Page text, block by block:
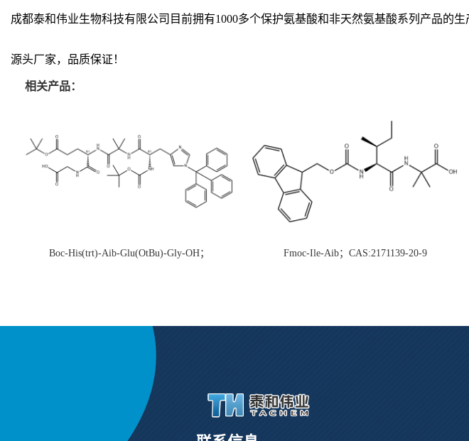
成都泰和伟业生物科技有限公司目前拥有1000多个保护氨基酸和非天然氨基酸系列产品的
源头厂家，品质保证！
相关产品：
Boc-His(trt)-Aib-Glu(OtBu)-Gly-OH；
Fmoc-Ile-Aib；CAS:2171139-20-9